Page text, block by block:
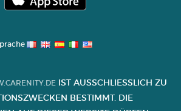
IST AUSSCHLIESSLICH ZU I
BESTIMMT. DIE I